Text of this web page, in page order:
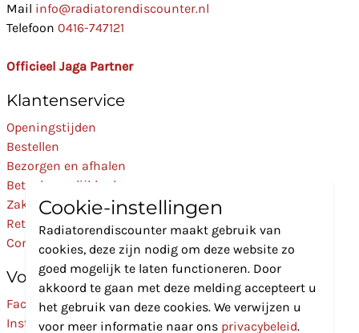
Mail info@radiatorendiscounter.nl
Telefoon 0416-747121
Officieel Jaga Partner
Klantenservice
Openingstijden
Bestellen
Bezorgen en afhalen
Betaalmogelijkheden
Zakelijk
Retourneren
Contact
Volg Ons
Facebook
Instagram
Cookie-instellingen
Radiatorendiscounter maakt gebruik van
cookies, deze zijn nodig om deze website zo
goed mogelijk te laten functioneren. Door
akkoord te gaan met deze melding accepteert u
het gebruik van deze cookies. We verwijzen u
voor meer informatie naar ons privacybeleid.